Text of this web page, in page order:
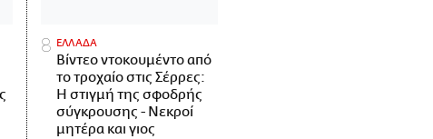
ΕΛΛΑΔΑ
Βίντεο ντοκουμέντο από
το τροχαίο στις Σέρρες:
Η στιγμή της σφοδρής
σύγκρουσης - Νεκροί
μητέρα και γιος